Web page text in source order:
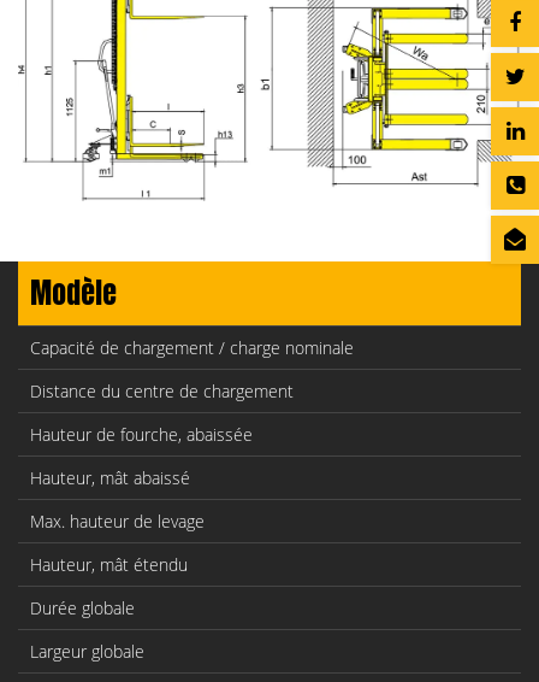
Modèle
Capacité de chargement / charge nominale
Distance du centre de chargement
Hauteur de fourche, abaissée
Hauteur, mât abaissé
Max. hauteur de levage
Hauteur, mât étendu
Durée globale
Largeur globale